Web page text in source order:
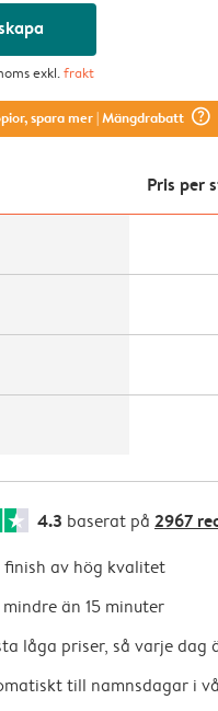
exkl.frakt
spara mer| Mängdrabatt question_mark_circle
Pris per
4.3 baserat på 2967
finish av hög kvalitet
än 15 minuter
låga priser, så varje
till namnsdagar i